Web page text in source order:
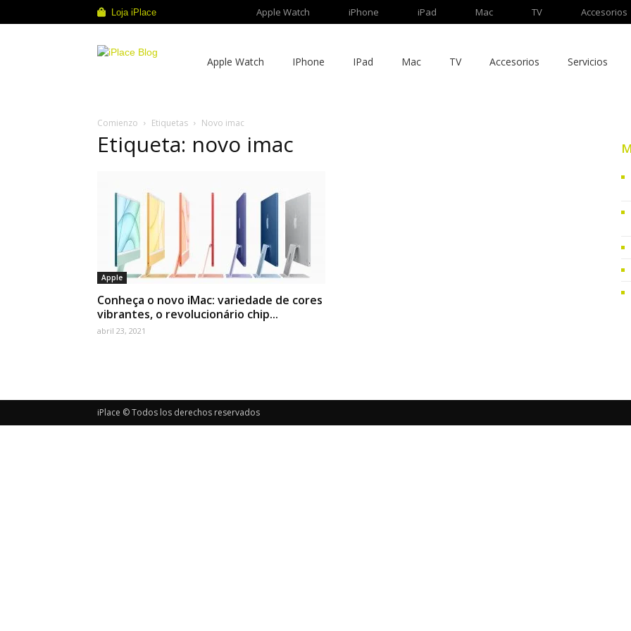
Loja iPlace Apple Watch iPhone iPad Mac TV Accesorios
Apple Watch IPhone IPad Mac TV Accesorios Servicios
Comienzo Etiquetas Novo imac
Etiqueta: novo imac
Apple
Conheça o novo iMac: variedade de cores
vibrantes, o revolucionário chip...
abril 23, 2021
iPlace © Todos los derechos reservados